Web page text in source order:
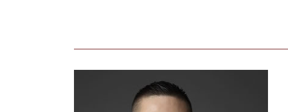
ネット 詐欺 被害 届
オレオレ 詐欺 警察
詐欺 被害届 返金
詐欺 民事
誹謗中傷 逮捕
誹謗中傷 SNS
情報開示請求 費用
誹謗中傷 特定